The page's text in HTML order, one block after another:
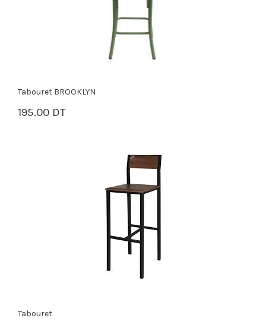
Tabouret BROOKLYN
195.00 DT
PANIER
Tabouret